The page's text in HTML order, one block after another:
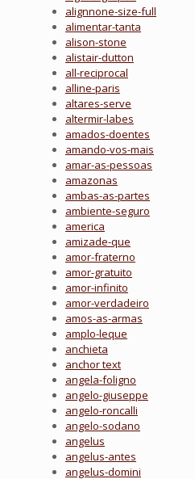
alignnone-size-full
alimentar-tanta
alison-stone
alistair-dutton
all-reciprocal
alline-paris
altares-serve
altermir-labes
amados-doentes
amando-vos-mais
amar-as-pessoas
amazonas
ambas-as-partes
ambiente-seguro
america
amizade-que
amor-fraterno
amor-gratuito
amor-infinito
amor-verdadeiro
amos-as-armas
amplo-leque
anchieta
anchor text
angela-foligno
angelo-giuseppe
angelo-roncalli
angelo-sodano
angelus
angelus-antes
angelus-domini